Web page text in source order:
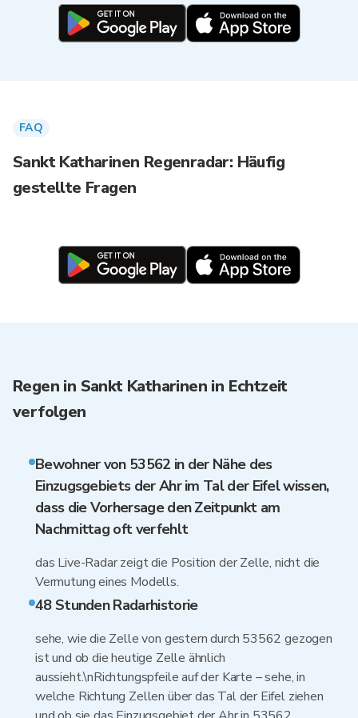
FAQ
Sankt Katharinen Regenradar: Häufig
gestellte Fragen
Regen in Sankt Katharinen in Echtzeit
verfolgen
Bewohner von 53562 in der Nähe des
Einzugsgebiets der Ahr im Tal der Eifel wissen,
dass die Vorhersage den Zeitpunkt am
Nachmittag oft verfehlt
das Live-Radar zeigt die Position der Zelle, nicht die
Vermutung eines Modells.
48 Stunden Radarhistorie
sehe, wie die Zelle von gestern durch 53562 gezogen
ist und ob die heutige Zelle ähnlich
aussieht.\nRichtungspfeile auf der Karte – sehe, in
welche Richtung Zellen über das Tal der Eifel ziehen